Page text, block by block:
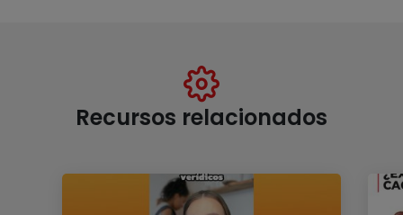
Recursos relacionados